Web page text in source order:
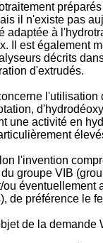
il n'existe pas
adaptée à
Il est également
décrits
d'extrudés.
une activité en
l'invention
groupe VIB
de préférence le
de la demande